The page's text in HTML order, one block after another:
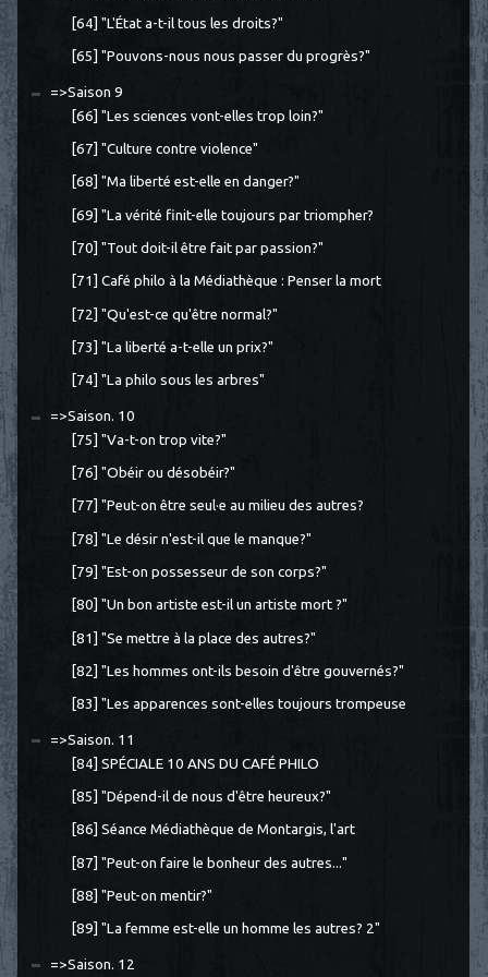
[64] "L'État a-t-il tous les droits?"
[65] "Pouvons-nous nous passer du progrès?"
=>Saison 9
[66] "Les sciences vont-elles trop loin?"
[67] "Culture contre violence"
[68] "Ma liberté est-elle en danger?"
[69] "La vérité finit-elle toujours par triompher?
[70] "Tout doit-il être fait par passion?"
[71] Café philo à la Médiathèque : Penser la mort
[72] "Qu'est-ce qu'être normal?"
[73] "La liberté a-t-elle un prix?"
[74] "La philo sous les arbres"
=>Saison. 10
[75] "Va-t-on trop vite?"
[76] "Obéir ou désobéir?"
[77] "Peut-on être seul·e au milieu des autres?
[78] "Le désir n'est-il que le manque?"
[79] "Est-on possesseur de son corps?"
[80] "Un bon artiste est-il un artiste mort ?"
[81] "Se mettre à la place des autres?"
[82] "Les hommes ont-ils besoin d'être gouvernés?"
[83] "Les apparences sont-elles toujours trompeuse
=>Saison. 11
[84] SPÉCIALE 10 ANS DU CAFÉ PHILO
[85] "Dépend-il de nous d'être heureux?"
[86] Séance Médiathèque de Montargis, l'art
[87] "Peut-on faire le bonheur des autres..."
[88] "Peut-on mentir?"
[89] "La femme est-elle un homme les autres? 2"
=>Saison. 12